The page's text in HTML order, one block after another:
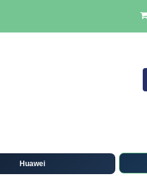
Huawei